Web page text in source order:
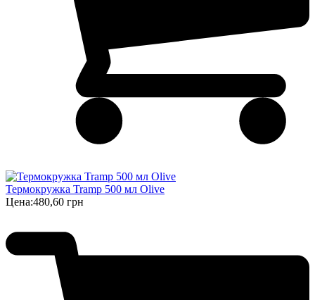
Термокружка Tramp 500 мл Olive
Цена:480,60 грн